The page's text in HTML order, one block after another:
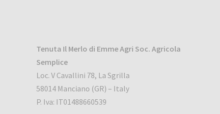
Tenuta Il Merlo di Emme Agri Soc. Agricola
Semplice
Loc. V Cavallini 78, La Sgrilla
58014 Manciano (GR) – Italy
P. Iva: IT01488660539